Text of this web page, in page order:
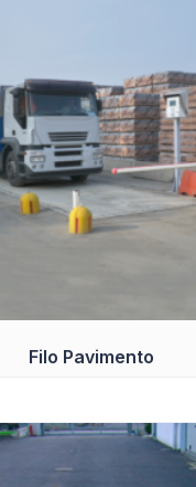
Filo Pavimento